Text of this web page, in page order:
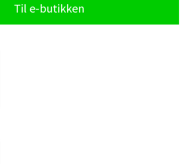
Til e-butikken